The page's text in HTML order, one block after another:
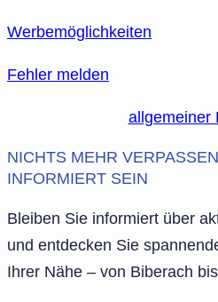
Werbemöglichkeiten
Fehler melden
allgemeiner
NICHTS MEHR
INFORMIERT SEIN
Bleiben Sie informiert über
und entdecken Sie
Ihrer Nähe – von Biberach